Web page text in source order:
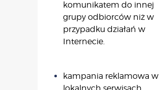
komunikatem do innej
grupy odbiorców niż w
przypadku działań w
Internecie.
kampania reklamowa w